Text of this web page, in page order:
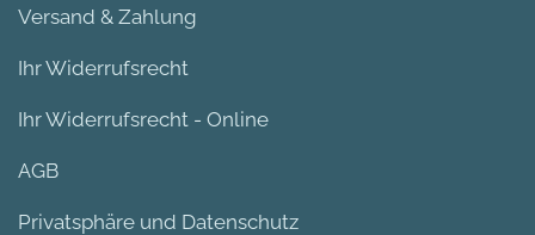
Versand & Zahlung
Ihr Widerrufsrecht
Ihr Widerrufsrecht - Online
AGB
Privatsphäre und Datenschutz